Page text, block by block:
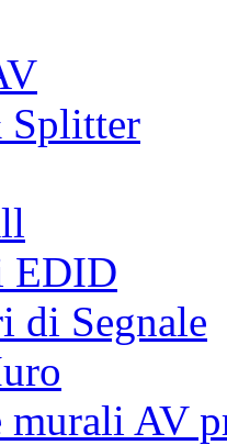
EDID
di Segnale
murali AV